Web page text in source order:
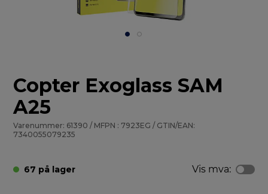
Copter Exoglass SAM
A25
Varenummer: 61390 / MFPN : 7923EG / GTIN/EAN:
7340055079235
67 på lager Vis mva: